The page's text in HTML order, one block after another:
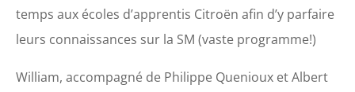
temps aux écoles d’apprentis Citroën afin d’y parfaire
leurs connaissances sur la SM (vaste programme!)
William, accompagné de Philippe Quenioux et Albert